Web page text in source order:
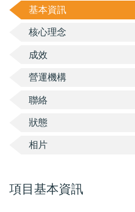
基本資訊
核心理念
成效
營運機構
聯絡
狀態
相片
項目基本資訊